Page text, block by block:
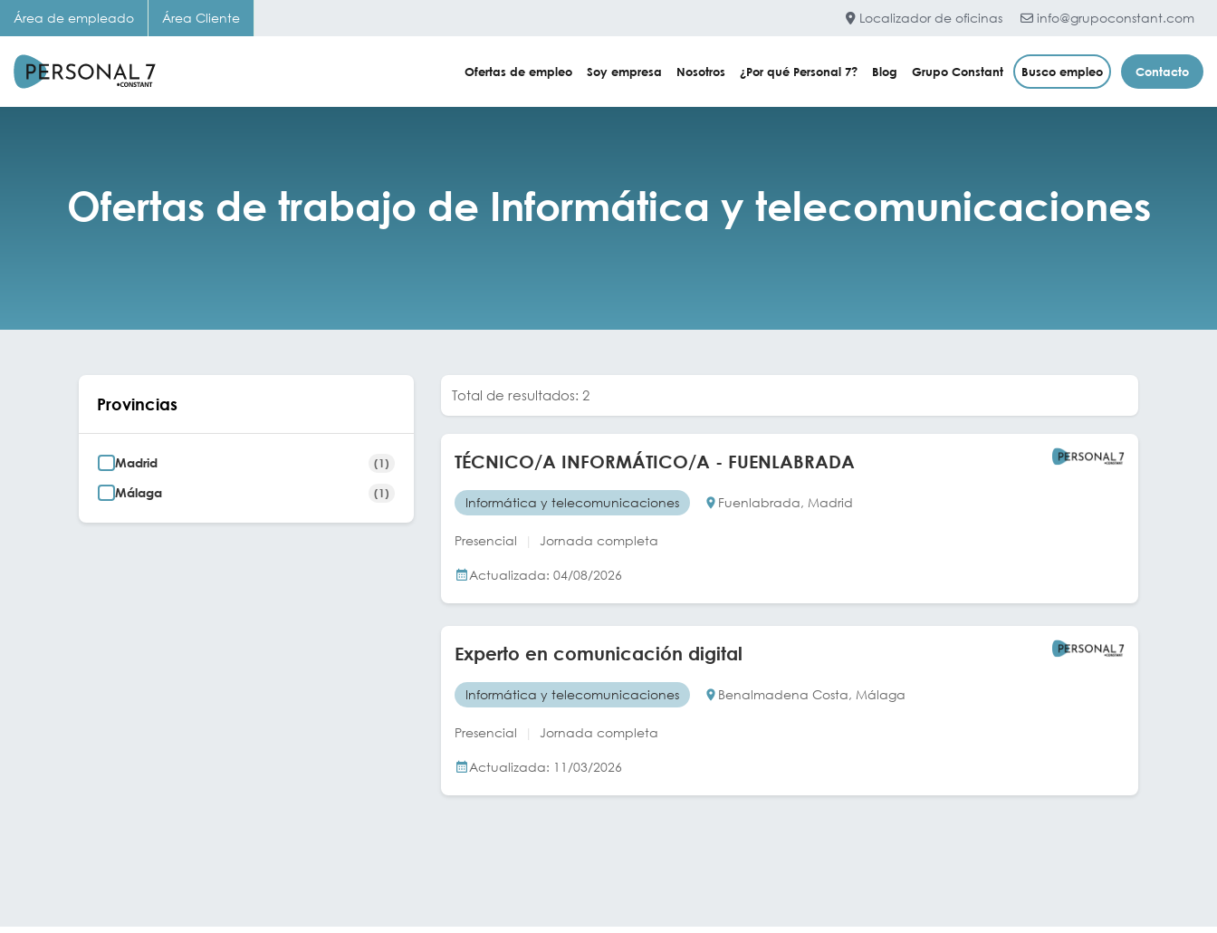
Área de empleado Área Cliente Localizador de oficinas info@grupoconstant.com
Ofertas de empleo Soy empresa Nosotros ¿Por qué Personal 7? Blog Grupo Constant Busco empleo Contacto
Ofertas de trabajo de Informática y telecomunicaciones
Provincias
Madrid (1)
Málaga (1)
Total de resultados: 2
TÉCNICO/A INFORMÁTICO/A - FUENLABRADA
Informática y telecomunicaciones Fuenlabrada, Madrid
Presencial Jornada completa
Actualizada: 04/08/2026
Experto en comunicación digital
Informática y telecomunicaciones Benalmadena Costa, Málaga
Presencial Jornada completa
Actualizada: 11/03/2026